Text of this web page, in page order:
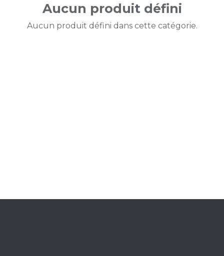
Aucun produit défini
Aucun produit défini dans cette catégorie.